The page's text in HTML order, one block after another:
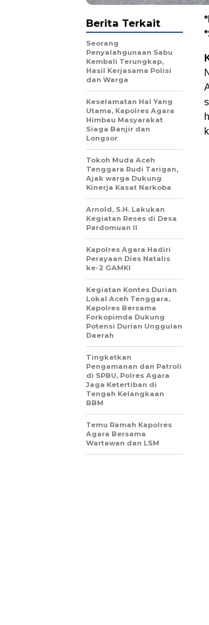
Berita Terkait
Seorang
Penyalahgunaan Sabu
Kembali Terungkap,
Hasil Kerjasama Polisi
dan Warga
Keselamatan Hal Yang
Utama, Kapolres Agara
Himbau Masyarakat
Siaga Banjir dan
Longsor
Tokoh Muda Aceh
Tenggara Rudi Tarigan,
Ajak warga Dukung
Kinerja Kasat Narkoba
Arnold, S.H. Lakukan
Kegiatan Reses di Desa
Pardomuan II
Kapolres Agara Hadiri
Perayaan Dies Natalis
ke-2 GAMKI
Kegiatan Kontes Durian
Lokal Aceh Tenggara,
Kapolres Bersama
Forkopimda Dukung
Potensi Durian Unggulan
Daerah
Tingkatkan
Pengamanan dan Patroli
di SPBU, Polres Agara
Jaga Ketertiban di
Tengah Kelangkaan
BBM
Temu Ramah Kapolres
Agara Bersama
Wartawan dan LSM